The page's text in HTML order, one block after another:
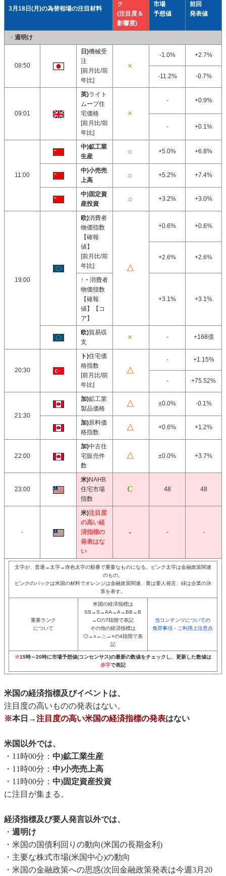
3月18日(月)の為替相場の注目材料
ク
(注目度＆
影響度)
市場
予想値
前回
発表値
・ 週明け
08:50
日)機械受
注
[前月比/前
年比]
-1.0% +2.7%
-11.2% -0.7%
09:01
英)ライト
ムーブ住
宅価格
[前月比/前
年比]
- +0.9%
- +0.1%
11:00
中)鉱工業
生産
+5.0% +6.8%
中)小売売
上高
+5.2% +7.4%
中)固定資
産投資
+3.2% +3.0%
19:00
欧)消費者
物価指数
【確報
値】
[前月比/前
年比]
+0.6% +0.6%
+2.6% +2.6%
↑・ 消費者
物価指数
【確報
値】【コ
ア】
+3.1% +3.1%
欧)貿易収
支
- +168億
20:30
ト)住宅価
格指数
[前月比/前
年比]
- +1.15%
- +75.52%
21:30
加)鉱工業
製品価格
±0.0% -0.1%
加)原料価
格指数
+0.6% +1.2%
22:00
加)中古住
宅販売件
数
±0.0% +3.7%
23:00
米)NAHB
住宅市場
指数
48 48
-
米)注目度
の高い経
済指標の
発表はな
い
- -
文字が、普通→太字→赤色太字の順番で重要なものになる。ピンク太字は金融政策関連
のもの。
ピンクのバックは米国の材料でオレンジは金融政策関連、黄は要人発言、緑は企業の決
算を表す。
重要ランク
について
米国の経済指標は
SS→S→AA→A→BB→B
→Cの7段階で表記
その他の経済指標は
◎→○→△→×の4段階で表
記
当コンテンツについての
免罪事項・ご利用上注意点
※15時～20時に市場予想値(コンセンサス)の最新の数値をチェックし、更新した数値は
赤字で表記
米国の経済指標及びイベントは、
注目度の高いものの発表はない。
※本日→注目度の高い米国の経済指標の発表はない
米国以外では、
・11時00分： 中)鉱工業生産
・11時00分： 中)小売売上高
・11時00分： 中)固定資産投資
に注目が集まる。
経済指標及び要人発言以外では、
・ 週明け
・米国の国債利回りの動向(米国の長期金利)
・主要な株式市場(米国中心)の動向
・米国の金融政策への思惑(次回金融政策発表は今週3月20